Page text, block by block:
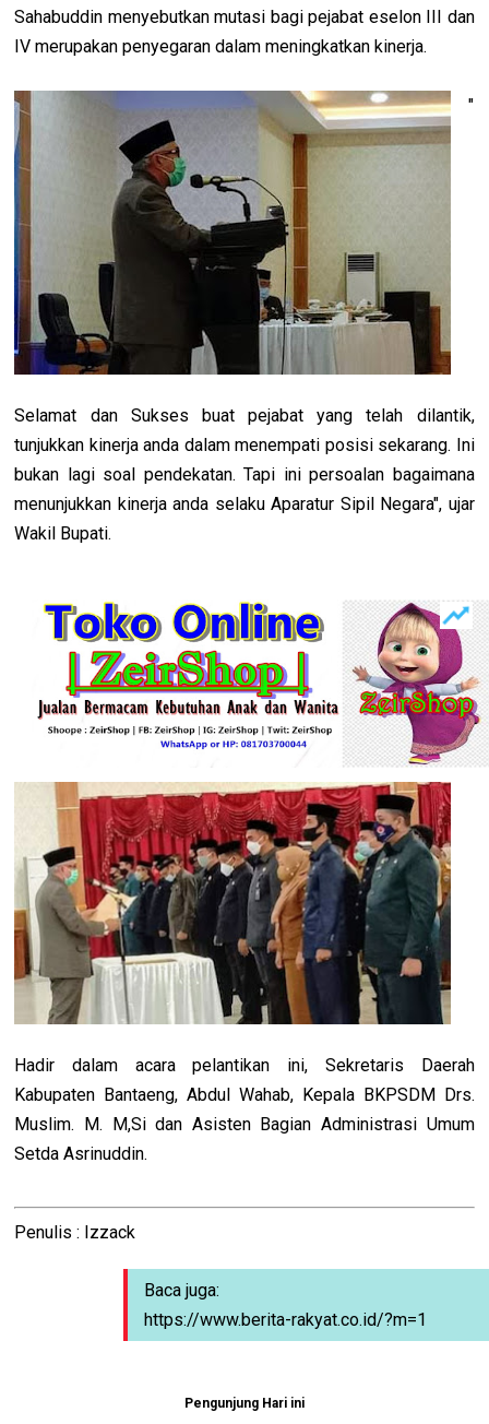
Sahabuddin menyebutkan mutasi bagi pejabat eselon III dan
IV merupakan penyegaran dalam meningkatkan kinerja.
"
Selamat dan Sukses buat pejabat yang telah dilantik,
tunjukkan kinerja anda dalam menempati posisi sekarang. Ini
bukan lagi soal pendekatan. Tapi ini persoalan bagaimana
menunjukkan kinerja anda selaku Aparatur Sipil Negara", ujar
Wakil Bupati.
Hadir dalam acara pelantikan ini, Sekretaris Daerah
Kabupaten Bantaeng, Abdul Wahab, Kepala BKPSDM Drs.
Muslim. M. M,Si dan Asisten Bagian Administrasi Umum
Setda Asrinuddin.
Penulis : Izzack
Baca juga:
https://www.berita-rakyat.co.id/?m=1
Pengunjung Hari ini